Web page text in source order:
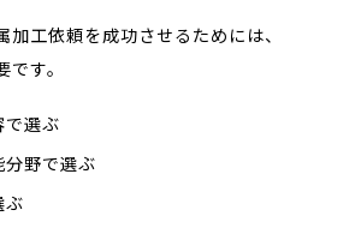
加工依頼を成功させるためには、
す。
で選ぶ
分野で選ぶ
ぶ